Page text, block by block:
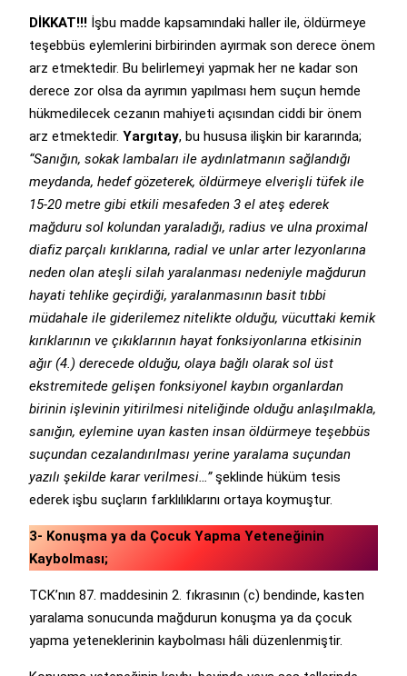
DİKKAT!!!İşbu madde kapsamındaki haller ile, öldürmeye
teşebbüs eylemlerini birbirinden ayırmak son derece önem
arz etmektedir. Bu belirlemeyi yapmak her ne kadar son
derece zor olsa da ayrımın yapılması hem suçun hemde
hükmedilecek cezanın mahiyeti açısından ciddi bir önem
arz etmektedir. Yargıtay, bu hususa ilişkin bir kararında;
“Sanığın, sokak lambaları ile aydınlatmanın sağlandığı
meydanda, hedef gözeterek, öldürmeye elverişli tüfek ile
15-20 metre gibi etkili mesafeden 3 el ateş ederek
mağduru sol kolundan yaraladığı, radius ve ulna proximal
diafiz parçalı kırıklarına, radial ve unlar arter lezyonlarına
neden olan ateşli silah yaralanması nedeniyle mağdurun
hayati tehlike geçirdiği, yaralanmasının basit tıbbi
müdahale ile giderilemez nitelikte olduğu, vücuttaki kemik
kırıklarının ve çıkıklarının hayat fonksiyonlarına etkisinin
ağır (4.) derecede olduğu, olaya bağlı olarak sol üst
ekstremitede gelişen fonksiyonel kaybın organlardan
birinin işlevinin yitirilmesi niteliğinde olduğu anlaşılmakla,
sanığın, eylemine uyan kasten insan öldürmeye teşebbüs
suçundan cezalandırılması yerine yaralama suçundan
yazılı şekilde karar verilmesi…”şeklinde hüküm tesis
ederek işbu suçların farklılıklarını ortaya koymuştur.
3- Konuşma ya da Çocuk Yapma Yeteneğinin
Kaybolması;
TCK’nın 87. maddesinin 2. fıkrasının (c) bendinde, kasten
yaralama sonucunda mağdurun konuşma ya da çocuk
yapma yeteneklerinin kaybolması hâli düzenlenmiştir.